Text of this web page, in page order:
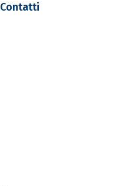
Contatti